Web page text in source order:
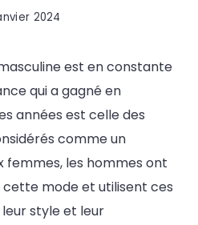
2024
est en constante
qui a gagné en
années est celle des
comme un
femmes, les hommes ont
mode et utilisent ces
style et leur